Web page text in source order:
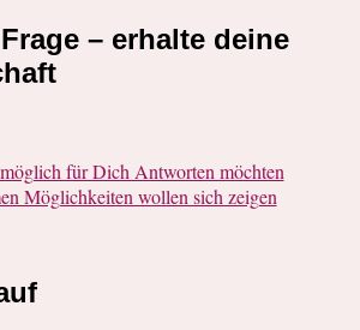
– erhalte deine
für Dich Antworten möchten
Möglichkeiten wollen sich zeigen